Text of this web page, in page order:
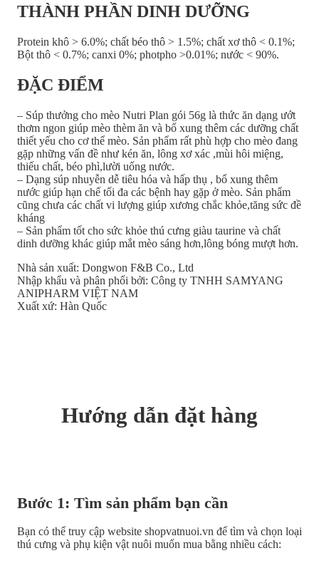
THÀNH PHẦN DINH DƯỠNG
Protein khô > 6.0%; chất béo thô > 1.5%; chất xơ thô < 0.1%;
Bột thô < 0.7%; canxi 0%; photpho >0.01%; nước < 90%.
ĐẶC ĐIỂM
– Súp thưởng cho mèo Nutri Plan gói 56g là thức ăn dạng ướt
thơm ngon giúp mèo thèm ăn và bổ xung thêm các dưỡng chất
thiết yếu cho cơ thể mèo. Sản phẩm rất phù hợp cho mèo đang
gặp những vấn đề như kén ăn, lông xơ xác ,mùi hôi miệng,
thiếu chất, béo phì,lười uống nước.
– Dạng súp nhuyễn dễ tiêu hóa và hấp thụ , bổ xung thêm
nước giúp hạn chế tối đa các bệnh hay gặp ở mèo. Sản phẩm
cũng chưa các chất vi lượng giúp xương chắc khỏe,tăng sức đề
kháng
– Sản phẩm tốt cho sức khỏe thú cưng giàu taurine và chất
dinh dưỡng khác giúp mắt mèo sáng hơn,lông bóng mượt hơn.
Nhà sản xuất: Dongwon F&B Co., Ltd
Nhập khẩu và phân phối bởi: Công ty TNHH SAMYANG
ANIPHARM VIỆT NAM
Xuất xứ: Hàn Quốc
Hướng dẫn đặt hàng
Bước 1: Tìm sản phẩm bạn cần
Bạn có thể truy cập website shopvatnuoi.vn để tìm và chọn loại
thú cưng và phụ kiện vật nuôi muốn mua bằng nhiều cách: